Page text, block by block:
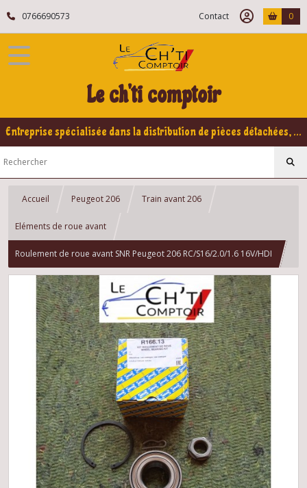
0766690573 Contact 0
Le ch'ti comptoir
Entreprise spécialisée dans la distribution de pièces détachées, refabrication pour voitures Yountimers Peugeot 205 GTI, 309 GTI - GTI16
Accueil Peugeot 206 Train avant 206
Eléments de roue avant
Roulement de roue avant SNR Peugeot 206 RC/S16/2.0/1.6 16V/HDI